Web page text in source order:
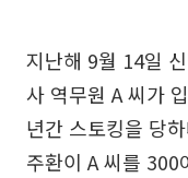
지난해 9월 14일
사 역무원 A 씨가
년간 스토킹을 당
주환이 A 씨를 300